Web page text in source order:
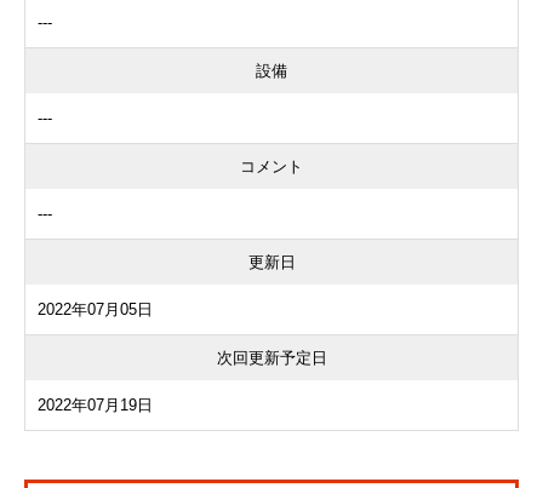
---
設備
---
コメント
---
更新日
2022年07月05日
次回更新予定日
2022年07月19日